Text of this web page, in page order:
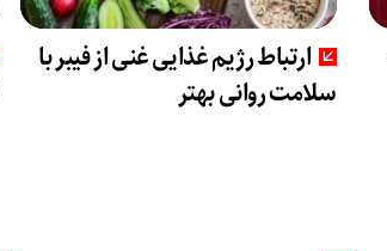
ارتباط رژیم غذایی غنی از فیبر با
سلامت روانی بهتر